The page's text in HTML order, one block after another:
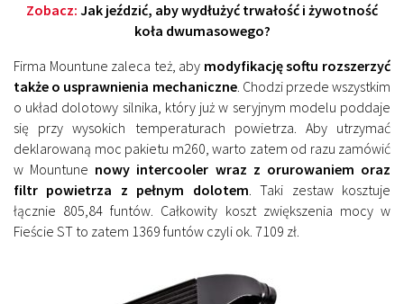
Zobacz: Jak jeździć, aby wydłużyć trwałość i żywotność
koła dwumasowego?
Firma Mountune zaleca też, aby modyfikację softu rozszerzyć
także o usprawnienia mechaniczne. Chodzi przede wszystkim
o układ dolotowy silnika, który już w seryjnym modelu poddaje
się przy wysokich temperaturach powietrza. Aby utrzymać
deklarowaną moc pakietu m260, warto zatem od razu zamówić
w Mountune nowy intercooler wraz z orurowaniem oraz
filtr powietrza z pełnym dolotem. Taki zestaw kosztuje
łącznie 805,84 funtów. Całkowity koszt zwiększenia mocy w
Fieście ST to zatem 1369 funtów czyli ok. 7109 zł.